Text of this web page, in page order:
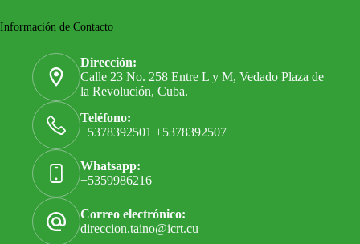
Información de Contacto
Dirección:
Calle 23 No. 258 Entre L y M, Vedado Plaza de
la Revolución, Cuba.
Teléfono:
+5378392501 +5378392507
Whatsapp:
+5359986216
Correo electrónico:
direccion.taino@icrt.cu